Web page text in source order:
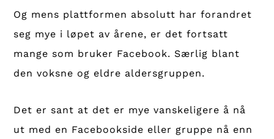
Og mens plattformen absolutt har forandret
seg mye i løpet av årene, er det fortsatt
mange som bruker Facebook. Særlig blant
den voksne og eldre aldersgruppen.
Det er sant at det er mye vanskeligere å nå
ut med en Facebookside eller gruppe nå enn